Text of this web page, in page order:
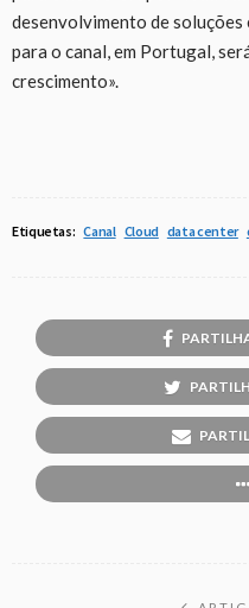
desenvolvimento de soluções
para o canal, em Portugal,
crescimento».
Etiquetas: Canal Cloud data center